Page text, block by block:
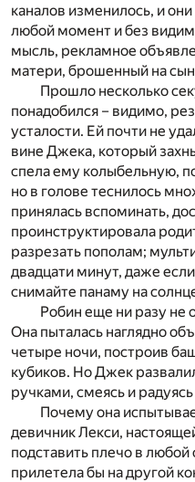
каналов изменилось, и
любой момент и без
мысль, рекламное
матери, брошенный на
Прошло несколько
понадобился – видимо,
усталости. Ей почти не
вине Джека, который
спела ему колыбельную,
но в голове теснилось
принялась вспоминать,
проинструктировала
разрезать пополам;
двадцати минут, даже
снимайте панаму на
Робин еще ни разу не
Она пыталась наглядно
четыре ночи, построив
кубиков. Но Джек
ручками, смеясь и
Почему она
девичник Лекси,
подставить плечо в
прилетела бы на другой